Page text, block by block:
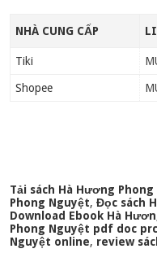
NHÀ CUNG CẤP
Tiki
Shopee
Tải sách Hà Hương
Phong Nguyệt,Đọc sách
Download Ebook Hà
Phong Nguyệt pdf doc prc
Nguyệt online, review